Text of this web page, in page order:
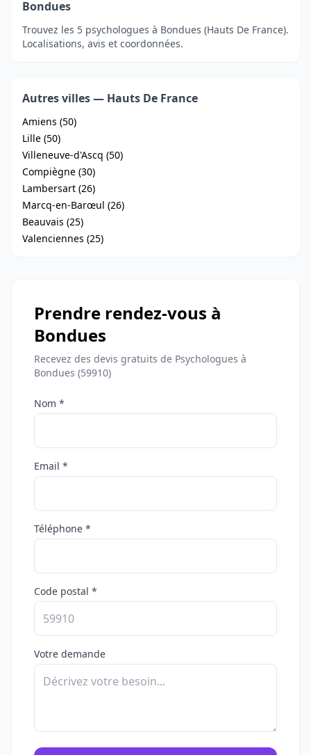
Bondues
Trouvez les 5 psychologues à Bondues (Hauts De France).
Localisations, avis et coordonnées.
Autres villes — Hauts De France
Amiens (50)
Lille (50)
Villeneuve-d'Ascq (50)
Compiègne (30)
Lambersart (26)
Marcq-en-Barœul (26)
Beauvais (25)
Valenciennes (25)
Prendre rendez-vous à
Bondues
Recevez des devis gratuits de Psychologues à
Bondues (59910)
Nom *
Email *
Téléphone *
Code postal *
Votre demande